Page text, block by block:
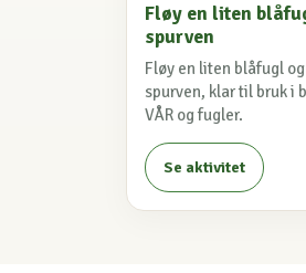
Fløy en liten
spurven
Fløy en liten blåfugl
spurven, klar til bruk i
VÅR og fugler.
Se aktivitet